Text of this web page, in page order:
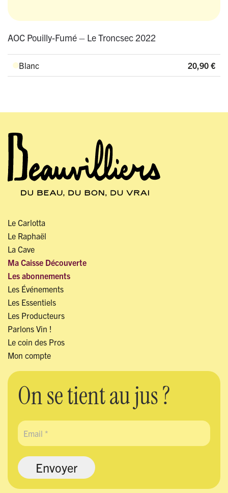
AOC Pouilly-Fumé – Le Troncsec 2022
Blanc 20,90 €
Le Carlotta
Le Raphaël
La Cave
Ma Caisse Découverte
Les abonnements
Les Événements
Les Essentiels
Les Producteurs
Parlons Vin !
Le coin des Pros
Mon compte
On se tient au jus ?